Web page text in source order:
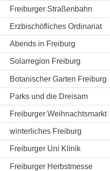
Freiburger Straßenbahn
Erzbischöfliches Ordinariat
Abends in Freiburg
Solarregion Freiburg
Botanischer Garten Freiburg
Parks und die Dreisam
Freiburger Weihnachtsmarkt
winterliches Freiburg
Freiburger Uni Klinik
Freiburger Herbstmesse